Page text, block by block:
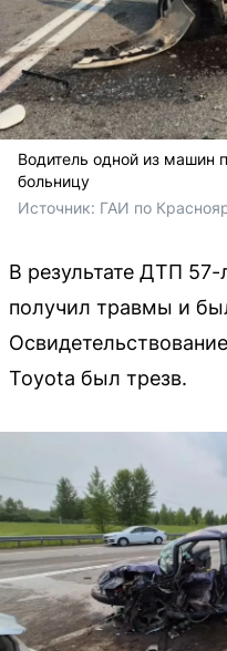
Водитель одной из машин
больницу
Источник: ГАИ по
В результате ДТП 57-
получил травмы и
Toyota был трезв.